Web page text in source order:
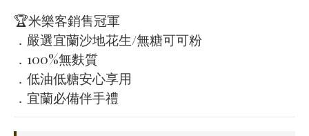
🏆米樂客銷售冠軍
．嚴選宜蘭沙地花生/無糖可可粉
．100%無麩質
．低油低糖安心享用
．宜蘭必備伴手禮